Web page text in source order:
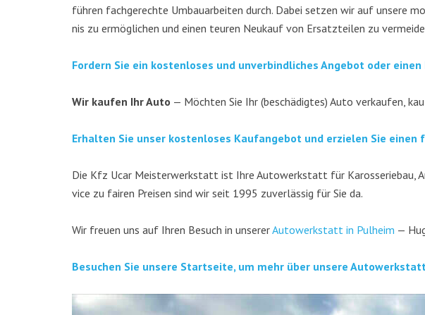
füh­ren fach­ge­rech­te Umbau­ar­bei­ten durch. Dabei set­zen wir auf unse­re
nis zu ermög­li­chen und einen teu­ren Neu­kauf von Ersatz­tei­len zu
For­dern Sie ein kos­ten­lo­ses und unver­bind­li­ches Ange­bot oder
Wir kau­fen Ihr Auto — Möch­ten Sie Ihr (beschä­dig­tes) Auto ver­kau­fen,
Erhal­ten Sie unser kos­ten­lo­ses Kauf­an­ge­bot und erzie­len Sie
Die Kfz Ucar Meis­ter­werk­statt ist Ihre Auto­werk­statt für Karos­se­rie­bau,
vice zu fai­ren Prei­sen sind wir seit 1995 zuver­läs­sig für Sie da.
Wir freu­en uns auf Ihren Besuch in unse­rerAuto­werk­statt in Pul­heim —
Besu­chen Sie unse­re Start­sei­te, um mehr über unse­re